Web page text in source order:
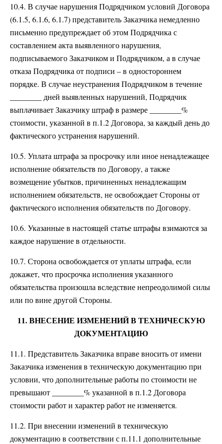
10.4. В случае нарушения Подрядчиком условий Договора
(6.1.5, 6.1.6, 6.1.7) представитель Заказчика немедленно
письменно предупреждает об этом Подрядчика с
составлением акта выявленного нарушения,
подписываемого Заказчиком и Подрядчиком, а в случае
отказа Подрядчика от подписи – в одностороннем
порядке. В случае неустранения Подрядчиком в течение
________ дней выявленных нарушений, Подрядчик
выплачивает Заказчику штраф в размере ________%
стоимости, указанной в п.1.2 Договора, за каждый день до
фактического устранения нарушений.
10.5. Уплата штрафа за просрочку или иное ненадлежащее
исполнение обязательств по Договору, а также
возмещение убытков, причиненных ненадлежащим
исполнением обязательств, не освобождает Стороны от
фактического исполнения обязательств по Договору.
10.6. Указанные в настоящей статье штрафы взимаются за
каждое нарушение в отдельности.
10.7. Сторона освобождается от уплаты штрафа, если
докажет, что просрочка исполнения указанного
обязательства произошла вследствие непреодолимой силы
или по вине другой Стороны.
11. ВНЕСЕНИЕ ИЗМЕНЕНИЙ В ТЕХНИЧЕСКУЮ
ДОКУМЕНТАЦИЮ
11.1. Представитель Заказчика вправе вносить от имени
Заказчика изменения в техническую документацию при
условии, что дополнительные работы по стоимости не
превышают ________% указанной в п.1.2 Договора
стоимости работ и характер работ не изменяется.
11.2. При внесении изменений в техническую
документацию в соответствии с п.11.1 дополнительные